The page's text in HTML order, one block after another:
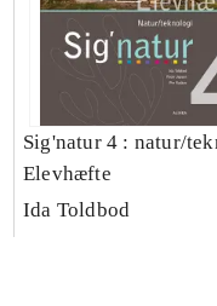
Sig'natur 4 : natur/
Elevhæfte
Ida Toldbod